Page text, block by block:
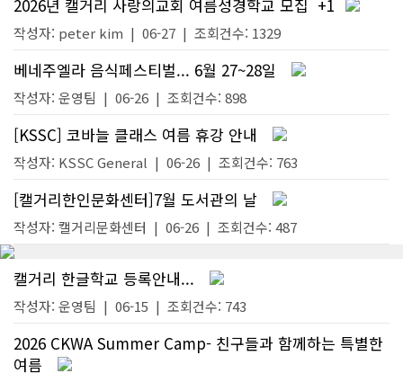
2026년 캘거리 사랑의교회 여름성경학교 모집 +1
작성자: peter kim | 06-27 | 조회건수: 1329
베네주엘라 음식페스티벌... 6월 27~28일
작성자: 운영팀 | 06-26 | 조회건수: 898
[KSSC] 코바늘 클래스 여름 휴강 안내
작성자: KSSC General | 06-26 | 조회건수: 763
[캘거리한인문화센터]7월 도서관의 날
작성자: 캘거리문화센터 | 06-26 | 조회건수: 487
캘거리 한글학교 등록안내...
작성자: 운영팀 | 06-15 | 조회건수: 743
2026 CKWA Summer Camp- 친구들과 함께하는 특별한
여름